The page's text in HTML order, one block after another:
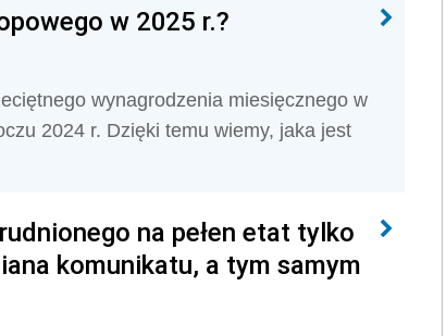
w 2025 r.?
wynagrodzenia miesięcznego w
2024 r. Dzięki temu wiemy, jaka jest
na pełen etat tylko
komunikatu, a tym samym